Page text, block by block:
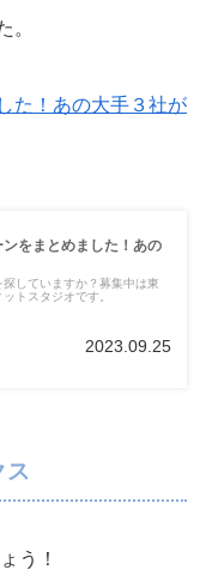
。
た！あの大手３社が
をまとめました！あの
していますか？募集中は東
トスタジオです。
2023.09.25
ス
う！